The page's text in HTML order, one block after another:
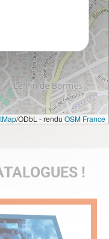
/ODbL - rendu OSM France
!